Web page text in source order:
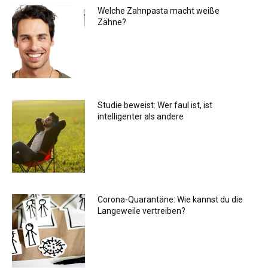
Welche Zahnpasta macht weiße
Zähne?
Studie beweist: Wer faul ist, ist
intelligenter als andere
Corona-Quarantäne: Wie kannst du die
Langeweile vertreiben?